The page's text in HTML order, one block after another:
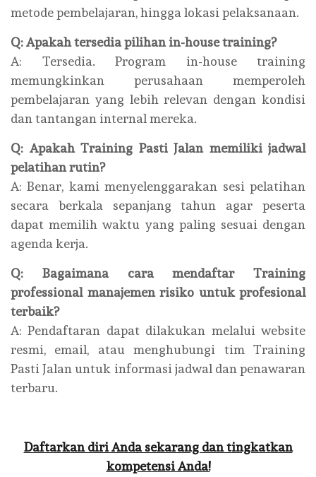
metode pembelajaran, hingga lokasi pelaksanaan.
Q: Apakah tersedia pilihan in-house training?
A: Tersedia. Program in-house training
memungkinkan perusahaan memperoleh
pembelajaran yang lebih relevan dengan kondisi
dan tantangan internal mereka.
Q: Apakah Training Pasti Jalan memiliki jadwal
pelatihan rutin?
A: Benar, kami menyelenggarakan sesi pelatihan
secara berkala sepanjang tahun agar peserta
dapat memilih waktu yang paling sesuai dengan
agenda kerja.
Q: Bagaimana cara mendaftar Training
professional manajemen risiko untuk profesional
terbaik?
A: Pendaftaran dapat dilakukan melalui website
resmi, email, atau menghubungi tim Training
Pasti Jalan untuk informasi jadwal dan penawaran
terbaru.
Daftarkan diri Anda sekarang dan tingkatkan
kompetensi Anda!